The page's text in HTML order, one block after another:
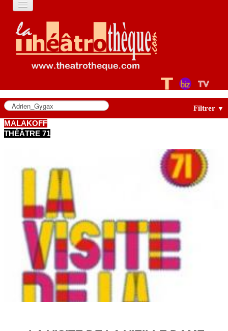
ACCUEIL
LES TEXTES
LES ANNONCES
LE CLUB
Filtrer ▼
MALAKOFF
THÉÂTRE 71